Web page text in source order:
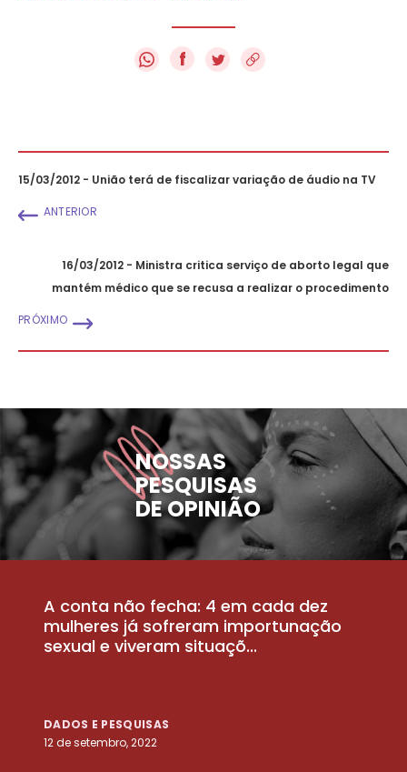
f
15/03/2012 - União terá de fiscalizar variação de áudio na TV
ANTERIOR
16/03/2012 - Ministra critica serviço de aborto legal que
mantém médico que se recusa a realizar o procedimento
PRÓXIMO
NOSSAS
PESQUISAS
DE OPINIÃO
A conta não fecha: 4 em cada dez
mulheres já sofreram importunação
sexual e viveram situaçõ...
DADOS E PESQUISAS
12 de setembro, 2022